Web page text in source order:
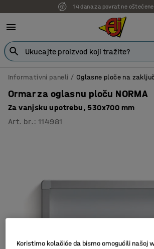
14 dana za povrat ne
Informativni paneli Oglasne ploče na
Ormar za oglasnu ploču NORMA
Za vanjsku upotrebu, 530x700 mm
Art. br. :114981
Koristimo kolačiće da bismo omogućili našoj